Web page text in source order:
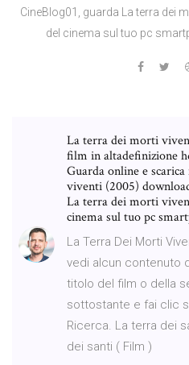
CineBlog01, guarda La terra dei
del cinema sul tuo pc
La terra dei morti
film in altadefinizione
Guarda online e
viventi (2005)
La terra dei morti
cinema sul tuo pc
La Terra Dei Morti
vedi alcun contenuto
titolo del film o della
sottostante e fai clic
Ricerca. La terra dei
dei santi ( Film )